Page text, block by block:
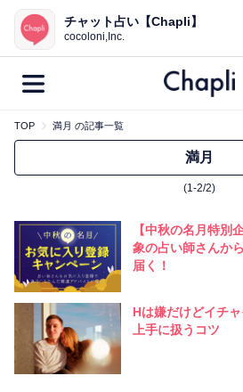
鑑定記事・占い師
最新記事一覧
カテゴリー別
鑑定 占い師
キーワード別
彼の気持ち 恋の行方
今週の運勢
チャット占い【Chapli】
cocoloni,Inc.
TOP 満月 の記事一覧
満月
(1-2/2)
【中秋の名月特別
象の占い師さんか
届く！
Hは嫌だけどイチ
上手に扱うコツ